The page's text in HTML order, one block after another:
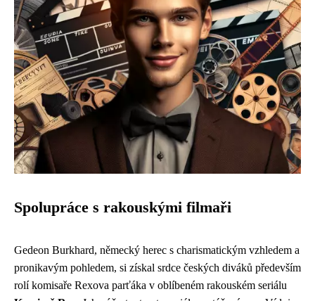
Spolupráce s rakouskými filmaři
Gedeon Burkhard, německý herec s charismatickým vzhledem a
pronikavým pohledem, si získal srdce českých diváků především
rolí komisaře Rexova parťáka v oblíbeném rakouském seriálu